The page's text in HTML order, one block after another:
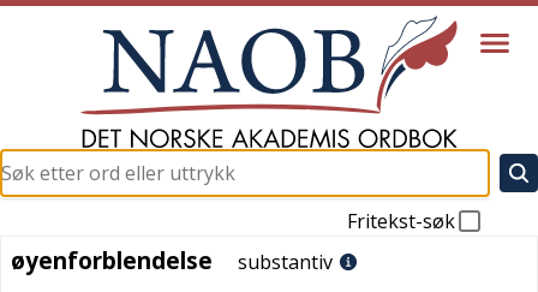
Fritekst-søk
øyenforblendelse
øyenforblendelse substantiv